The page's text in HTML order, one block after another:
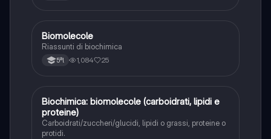
Scienze
Biomolecole
Riassunti di biochimica
5ªl 1,084 25
Scienze
Biochimica: biomolecole (carboidrati, lipidi e
proteine)
Carboidrati/zuccheri/glucidi, lipidi o grassi, proteine o
protidi.